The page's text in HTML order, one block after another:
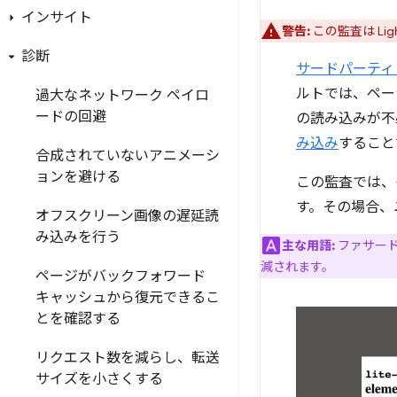
インサイト
診断
過大なネットワーク ペイロ
ードの回避
合成されていないアニメーシ
ョンを避ける
オフスクリーン画像の遅延読
み込みを行う
ページがバックフォワード
キャッシュから復元できるこ
とを確認する
リクエスト数を減らし、転送
サイズを小さくする
警告: この監査は
サードパーテ
ルトでは、ペ
の読み込みが
み込みするこ
この監査では
す。その場合
主な用語: ファサー
減されます。